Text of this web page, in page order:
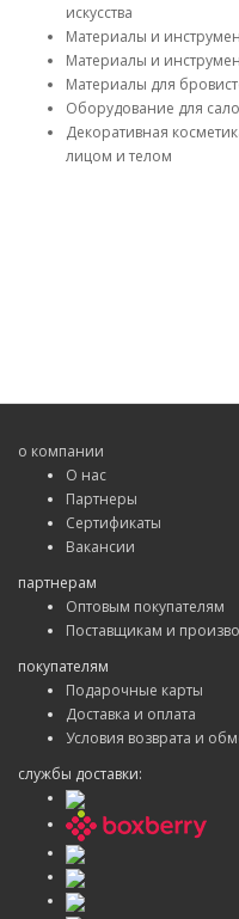
искусства
Материалы и
Материалы и
Материалы для
Оборудование для
Декоративная
лицом и телом
о компании
О нас
Партнеры
Сертификаты
Вакансии
партнерам
Оптовым покупателям
Поставщикам и
покупателям
Подарочные карты
Доставка и оплата
Условия возврата и
службы доставки: